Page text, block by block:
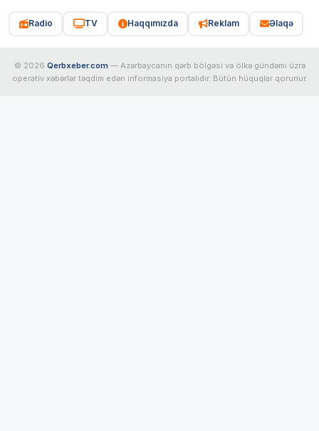
Radio TV Haqqımızda Reklam Əlaqə
© 2026 Qerbxeber.com — Azərbaycanın qərb bölgəsi və ölkə gündəmi üzrə
operativ xəbərlər təqdim edən informasiya portalıdır. Bütün hüquqlar qorunur.